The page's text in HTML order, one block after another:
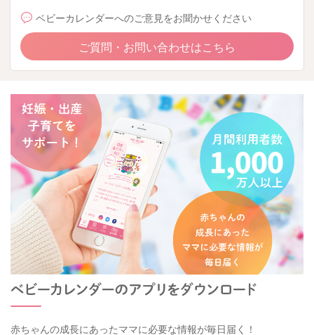
ベビーカレンダーへのご意見をお聞かせください
ご質問・お問い合わせはこちら
赤ちゃんの成長にあったママに必要な情報が毎日届く！